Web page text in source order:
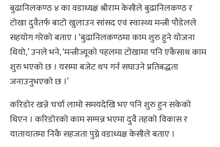
बुढानिलकण्ठ ४ का वडाध्यक्ष श्रीराम केसीले बुढानिलकण्ठ र
टोखा दुवैतर्फ बाटो खुलाउन सांसद एवं स्वास्थ्य मन्त्री पौडेलले
सहयोग गरेको बताए । ‘बुढानिलकण्ठमा काम शुरु हुने योजना
थियो,’ उनले भने, ‘मन्त्रीज्यूको पहलमा टोखामा पनि एकैसाथ काम
शुरु भएको छ । यसमा बजेट थप गर्न सघाउने प्रतिबद्धता
जनाउनुभएको छ ।’
करिडोर खन्ने चर्चा लामो समयदेखि भए पनि शुरु हुन सकेको
थिएन । करिडोरको काम सम्पन्न भएमा दुवै तहको विकास र
यातायातमा निकै सहजता पुग्ने वडाध्यक्ष केसीले बताए ।